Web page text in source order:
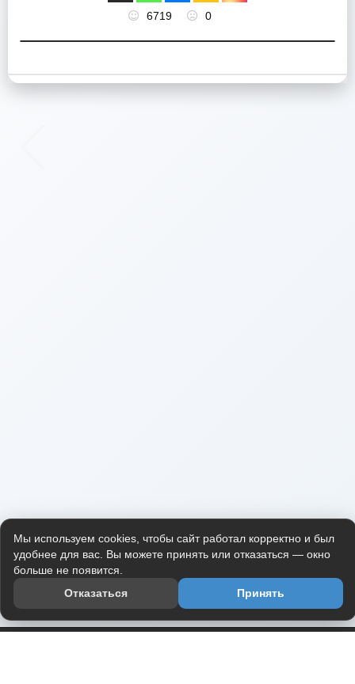
6719 0
Мы используем cookies, чтобы сайт работал корректно и был
удобнее для вас. Вы можете принять или отказаться — окно
больше не появится.
Отказаться
Принять